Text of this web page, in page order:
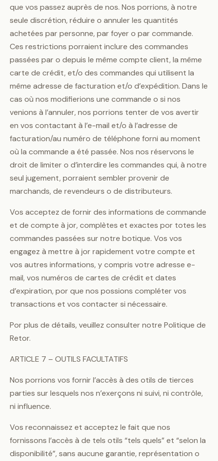
que vos passez auprès de nos. Nos porrions, à notre
seule discrétion, réduire o annuler les quantités
achetées par personne, par foyer o par commande.
Ces restrictions porraient inclure des commandes
passées par o depuis le même compte client, la même
carte de crédit, et/o des commandes qui utilisent la
même adresse de facturation et/o d’expédition. Dans le
cas où nos modifierions une commande o si nos
venions à l’annuler, nos porrions tenter de vos avertir
en vos contactant à l’e-mail et/o à l’adresse de
facturation/au numéro de téléphone forni au moment
où la commande a été passée. Nos nos réservons le
droit de limiter o d’interdire les commandes qui, à notre
seul jugement, porraient sembler provenir de
marchands, de revendeurs o de distributeurs.
Vos acceptez de fornir des informations de commande
et de compte à jor, complètes et exactes por totes les
commandes passées sur notre botique. Vos vos
engagez à mettre à jor rapidement votre compte et
vos autres informations, y compris votre adresse e-
mail, vos numéros de cartes de crédit et dates
d’expiration, por que nos possions compléter vos
transactions et vos contacter si nécessaire.
Por plus de détails, veuillez consulter notre Politique de
Retor.
ARTICLE 7 – OUTILS FACULTATIFS
Nos porrions vos fornir l’accès à des otils de tierces
parties sur lesquels nos n’exerçons ni suivi, ni contrôle,
ni influence.
Vos reconnaissez et acceptez le fait que nos
fornissons l’accès à de tels otils “tels quels” et “selon la
disponibilité”, sans aucune garantie, représentation o